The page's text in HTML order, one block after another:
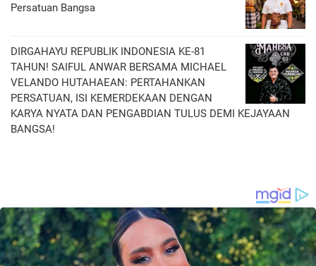
Persatuan Bangsa
DIRGAHAYU REPUBLIK INDONESIA KE-81
TAHUN! SAIFUL ANWAR BERSAMA MICHAEL
VELANDO HUTAHAEAN: PERTAHANKAN
PERSATUAN, ISI KEMERDEKAAN DENGAN
KARYA NYATA DAN PENGABDIAN TULUS DEMI KEJAYAAN
BANGSA!